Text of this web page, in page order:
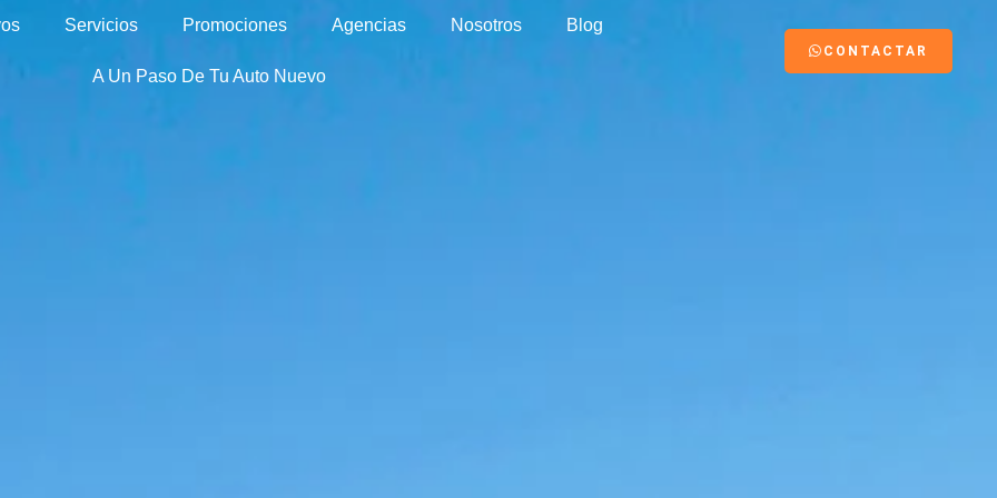
Servicios Promociones Agencias Nosotros Blog
A Un Paso De Tu Auto Nuevo
CONTACTAR